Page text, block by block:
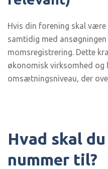
Hvis din forening skal
samtidig med
momsregistrering. Dette
økonomisk virksomhed og
omsætningsniveau, der
Hvad skal
nummer til?